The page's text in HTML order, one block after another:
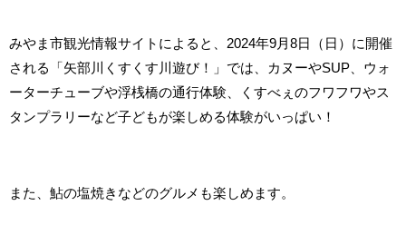
みやま市観光情報サイトによると、2024年9月8日（日）に開催
される「矢部川くすくす川遊び！」では、カヌーやSUP、ウォ
ーターチューブや浮桟橋の通行体験、くすべぇのフワフワやス
タンプラリーなど子どもが楽しめる体験がいっぱい！
また、鮎の塩焼きなどのグルメも楽しめます。